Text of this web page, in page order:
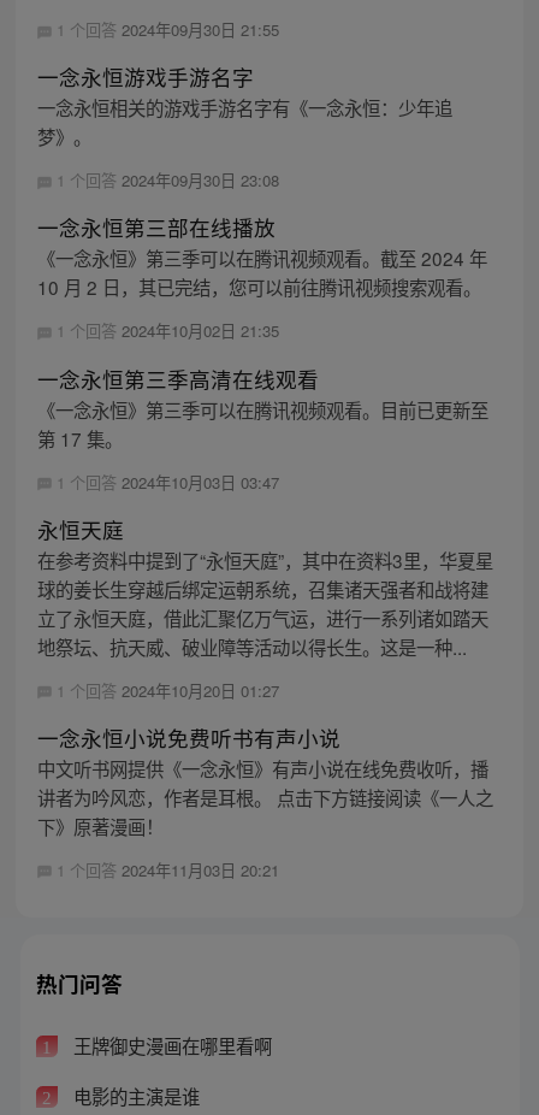
1 个回答 2024年09月30日 21:55
一念永恒游戏手游名字
一念永恒相关的游戏手游名字有《一念永恒：少年追
梦》。
1 个回答 2024年09月30日 23:08
一念永恒第三部在线播放
《一念永恒》第三季可以在腾讯视频观看。截至 2024 年
10 月 2 日，其已完结，您可以前往腾讯视频搜索观看。
1 个回答 2024年10月02日 21:35
一念永恒第三季高清在线观看
《一念永恒》第三季可以在腾讯视频观看。目前已更新至
第 17 集。
1 个回答 2024年10月03日 03:47
永恒天庭
在参考资料中提到了“永恒天庭”，其中在资料3里，华夏星
球的姜长生穿越后绑定运朝系统，召集诸天强者和战将建
立了永恒天庭，借此汇聚亿万气运，进行一系列诸如踏天
地祭坛、抗天威、破业障等活动以得长生。这是一种...
1 个回答 2024年10月20日 01:27
一念永恒小说免费听书有声小说
中文听书网提供《一念永恒》有声小说在线免费收听，播
讲者为吟风恋，作者是耳根。 点击下方链接阅读《一人之
下》原著漫画！
1 个回答 2024年11月03日 20:21
热门问答
1 王牌御史漫画在哪里看啊
2 电影的主演是谁